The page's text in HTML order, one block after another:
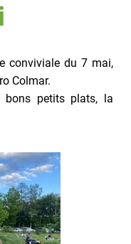
conviviale du 7 mai,
Colmar.
bons petits plats, la